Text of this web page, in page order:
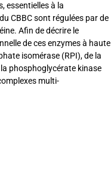
essentielles à la
CBBC sont régulées par de
Afin de décrire le
de ces enzymes à haute
isomérase (RPI), de la
phosphoglycérate kinase
multi-